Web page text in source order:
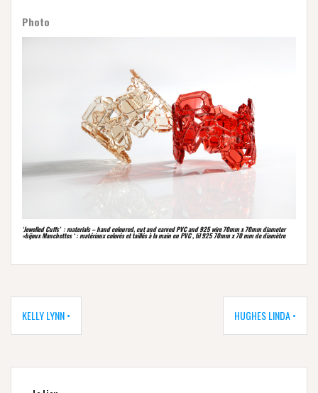
Photo
‘Jewelled Cuffs’ : materials – hand coloured, cut and carved PVC and 925 wire 70mm x 70mm diameter
«bijoux Manchettes ‘ : matériaux colorés et taillés à la main en PVC , fil 925 70mm x 70 mm de diamètre
Navigation
l’article
KELLY LYNN • HUGHES LINDA •